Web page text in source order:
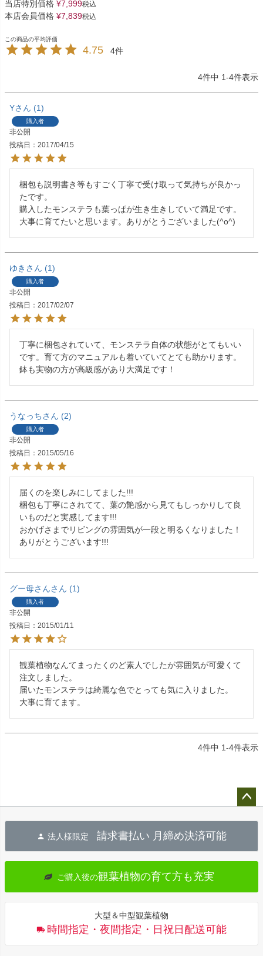
当店特別価格 ¥7,999税込
本店会員価格 ¥7,839税込
4.75 4
4件中 1-4件表示
Y 1
購入者
非公開
投稿日
2017/04/15
梱包も説明書き等もすごく丁寧で受け取って気持ちが良かっ
たです。
購入したモンステラも葉っぱが生き生きしていて満足です。
大事に育てたいと思います。ありがとうございました(^o^)
ゆき 1
購入者
非公開
投稿日
2017/02/07
丁寧に梱包されていて、モンステラ自体の状態がとてもいい
です。育て方のマニュアルも着いていてとても助かります。
鉢も実物の方が高級感があり大満足です！
うなっち 2
購入者
非公開
投稿日
2015/05/16
届くのを楽しみにしてました!!!
梱包も丁寧にされてて、葉の艶感から見てもしっかりして良
いものだと実感してます!!!
おかげさまでリビングの雰囲気が一段と明るくなりました！
ありがとうございます!!!
グー母さん 1
購入者
非公開
投稿日
2015/01/11
観葉植物なんてまったくのど素人でしたが雰囲気が可愛くて
注文しました。
届いたモンステラは綺麗な色でとっても気に入りました。
大事に育てます。
4件中 1-4件表示
へ
法人様限定 請求書払い 月締め決済可能
ご購入後の観葉植物の育て方も充実
大型＆中型観葉植物
時間指定・夜間指定・日祝日配送可能